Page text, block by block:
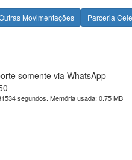
Movimentações Parceria
somente via WhatsApp
segundos. Memória usada: 0.75 MB